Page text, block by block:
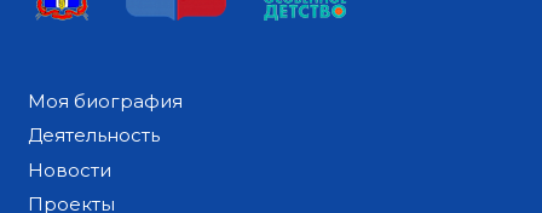
Моя биография
Деятельность
Новости
Проекты